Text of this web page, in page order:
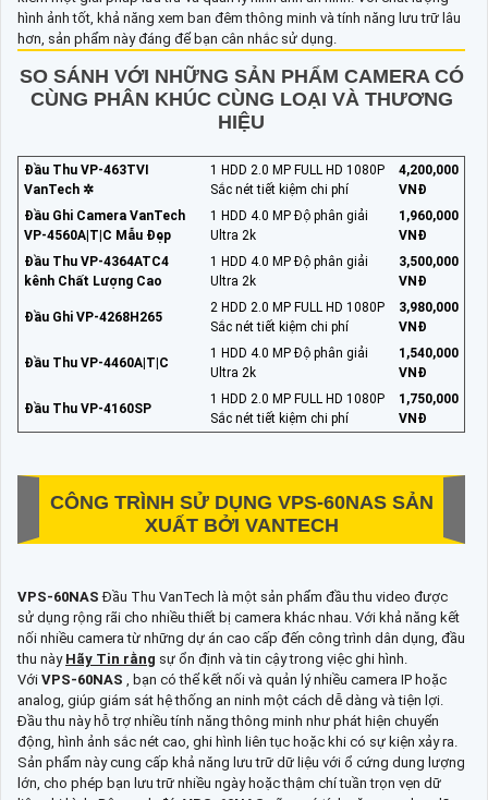
hình ảnh tốt, khả năng xem ban đêm thông minh và tính năng lưu trữ lâu
hơn, sản phẩm này đáng để bạn cân nhắc sử dụng.
SO SÁNH VỚI NHỮNG SẢN PHẨM CAMERA CÓ
CÙNG PHÂN KHÚC CÙNG LOẠI VÀ THƯƠNG
HIỆU
Đầu Thu VP-463TVI
VanTech ✲
1 HDD 2.0 MP FULL HD 1080P
Sắc nét tiết kiệm chi phí
4,200,000
VNĐ
Đầu Ghi Camera VanTech
VP-4560A|T|C Mẫu Đẹp
1 HDD 4.0 MP Độ phân giải
Ultra 2k
1,960,000
VNĐ
Đầu Thu VP-4364ATC4
kênh Chất Lượng Cao
1 HDD 4.0 MP Độ phân giải
Ultra 2k
3,500,000
VNĐ
Đầu Ghi VP-4268H265
2 HDD 2.0 MP FULL HD 1080P
Sắc nét tiết kiệm chi phí
3,980,000
VNĐ
Đầu Thu VP-4460A|T|C
1 HDD 4.0 MP Độ phân giải
Ultra 2k
1,540,000
VNĐ
Đầu Thu VP-4160SP
1 HDD 2.0 MP FULL HD 1080P
Sắc nét tiết kiệm chi phí
1,750,000
VNĐ
CÔNG TRÌNH SỬ DỤNG VPS-60NAS SẢN
XUẤT BỞI VANTECH
VPS-60NASĐầu Thu VanTech là một sản phẩm đầu thu video được
sử dụng rộng rãi cho nhiều thiết bị camera khác nhau. Với khả năng kết
nối nhiều camera từ những dự án cao cấp đến công trình dân dụng, đầu
thu này Hãy Tin rằng sự ổn định và tin cậy trong việc ghi hình.
Với VPS-60NAS
, bạn có thể kết nối và quản lý nhiều camera IP hoặc
analog, giúp giám sát hệ thống an ninh một cách dễ dàng và tiện lợi.
Đầu thu này hỗ trợ nhiều tính năng thông minh như phát hiện chuyển
động, hình ảnh sắc nét cao, ghi hình liên tục hoặc khi có sự kiện xảy ra.
Sản phẩm này cung cấp khả năng lưu trữ dữ liệu với ổ cứng dung lượng
lớn, cho phép bạn lưu trữ nhiều ngày hoặc thậm chí tuần trọn vẹn dữ